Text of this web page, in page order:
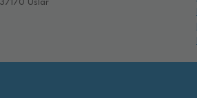
37170 Uslar